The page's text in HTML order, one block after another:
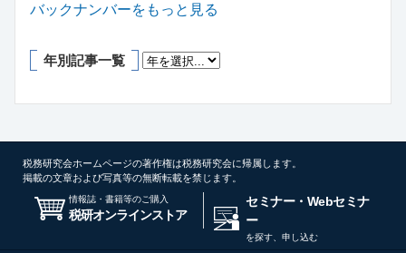
バックナンバーをもっと見る
年別記事一覧
税務研究会ホームページの著作権は税務研究会に帰属します。
掲載の文章および写真等の無断転載を禁じます。
情報誌・書籍等のご購入
税研オンラインストア
セミナー・Webセミナ
ー
を探す、申し込む